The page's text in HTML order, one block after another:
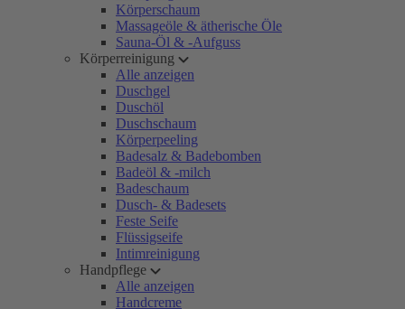
Körperschaum
Massageöle & ätherische Öle
Sauna-Öl & -Aufguss
Körperreinigung
Alle anzeigen
Duschgel
Duschöl
Duschschaum
Körperpeeling
Badesalz & Badebomben
Badeöl & -milch
Badeschaum
Dusch- & Badesets
Feste Seife
Flüssigseife
Intimreinigung
Handpflege
Alle anzeigen
Handcreme